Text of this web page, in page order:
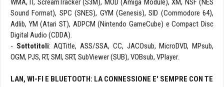
WMA, IT, ScreamTracker (S3M), MOD (Amiga Module), XM, NSF (NES
Sound Format), SPC (SNES), GYM (Genesis), SID (Commodore 64),
Adlib, YM (Atari ST), ADPCM (Nintendo GameCube) e Compact Disc
Digital Audio (CDDA).
- Sottotitoli: AQTitle, ASS/SSA, CC, JACOsub, MicroDVD, MPsub,
OGM, PJS, RT, SMI, SRT, SubViewer (SUB), VOBsub, VPlayer.
LAN, WI-FI E BLUETOOTH: LA CONNESSIONE E' SEMPRE CON TE